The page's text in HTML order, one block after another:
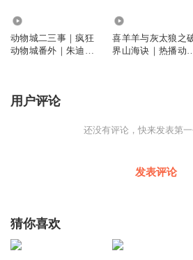
动物城二三事｜疯狂
动物城番外｜朱迪尼
喜羊羊与灰太狼之
界山海诀｜热播动画
用户评论
还没有评论，快来发表第一
发表评论
猜你喜欢